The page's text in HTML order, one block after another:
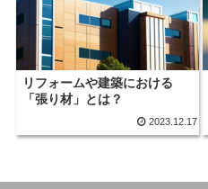
リフォームや建築における
「張り材」とは？
2023.12.17